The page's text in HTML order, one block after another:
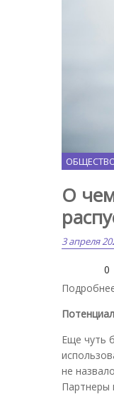
О
3 апреля
0
Еще чуть
не
Партнеры